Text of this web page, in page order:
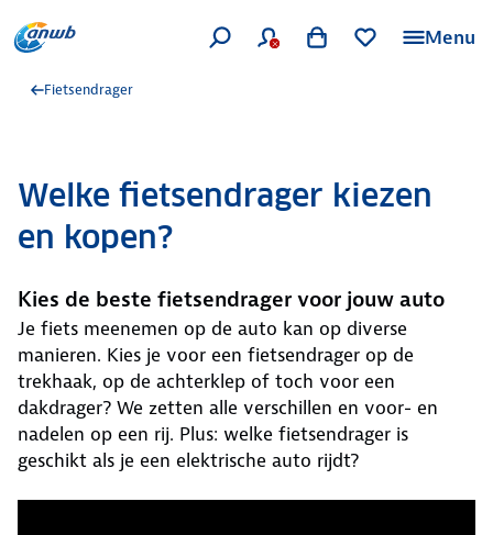
Menu
Fietsendrager
Welke fietsendrager kiezen
en kopen?
Kies de beste fietsendrager voor jouw auto
Je fiets meenemen op de auto kan op diverse
manieren. Kies je voor een fietsendrager op de
trekhaak, op de achterklep of toch voor een
dakdrager? We zetten alle verschillen en voor- en
nadelen op een rij. Plus: welke fietsendrager is
geschikt als je een elektrische auto rijdt?